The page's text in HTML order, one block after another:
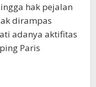
hak pejalan
dirampas
adanya aktifitas
Paris